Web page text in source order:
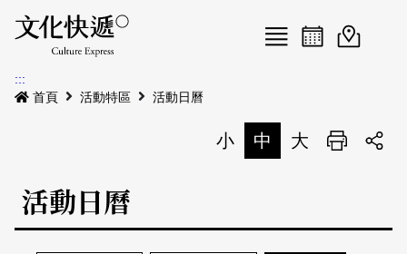
Menu
最新公告
本期專題
活動特區
活動日曆活動地圖
:::
首頁
活動特區 活動日曆
小 中 大 列印
活動日曆